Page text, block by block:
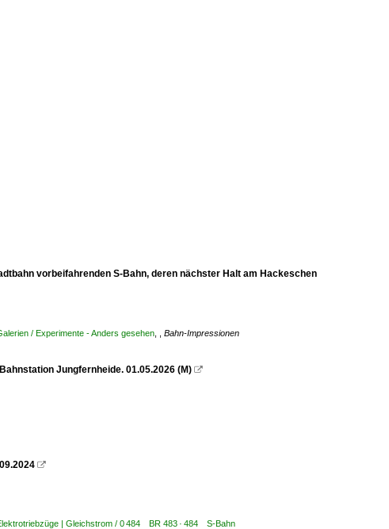
vorbeifahrenden S-Bahn, deren nächster Halt am Hackeschen
/ Experimente - Anders gesehen Bahn-Impressionen
Jungfernheide. 01.05.2026 (M) 

| Gleichstrom / 0 484 BR 483 · 484 S-Bahn